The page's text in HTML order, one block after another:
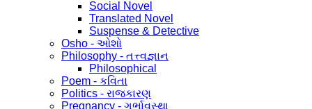
Social Novel
Translated Novel
Suspense & Detective
Osho - ઓશો
Philosophy - તત્ત્વજ્ઞાન
Philosophical
Poem - કવિતા
Politics - રાજકારણ
Pregnancy - ગર્ભાવસ્થા